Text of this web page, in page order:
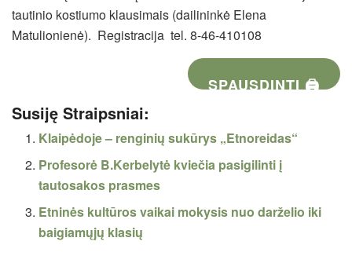
tautinio kostiumo klausimais (dailininkė Elena
Matulionienė). Registracija tel. 8-46-410108
SPAUSDINTI 🖨
Susiję Straipsniai:
Klaipėdoje – renginių sukūrys „Etnoreidas“
Profesorė B.Kerbelytė kviečia pasigilinti į
tautosakos prasmes
Etninės kultūros vaikai mokysis nuo darželio iki
baigiamųjų klasių